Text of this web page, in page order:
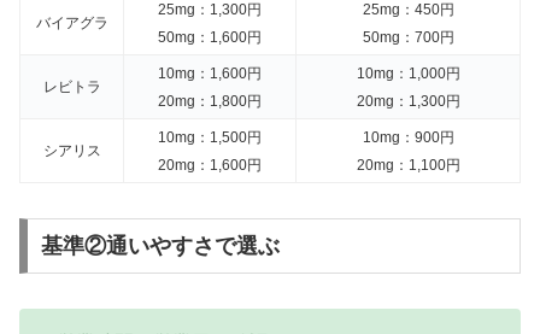
バイアグラ
25mg：1,300円
50mg：1,600円
25mg：450円
50mg：700円
レビトラ
10mg：1,600円
20mg：1,800円
10mg：1,000円
20mg：1,300円
シアリス
10mg：1,500円
20mg：1,600円
10mg：900円
20mg：1,100円
基準②通いやすさで選ぶ